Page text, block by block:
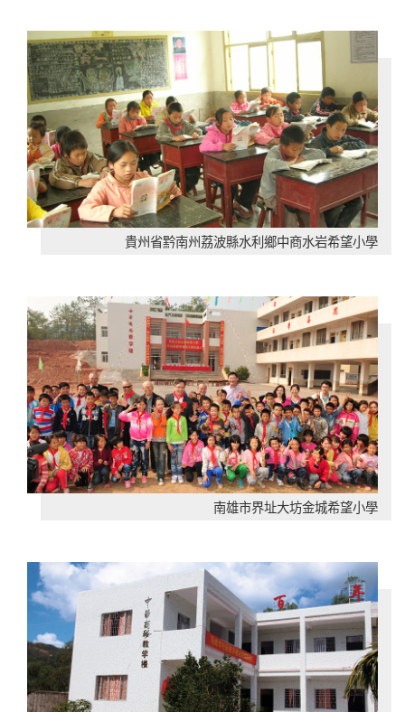
貴州省黔南州荔波縣水利鄉中商水岩希望小學
南雄市界址大坊金城希望小學